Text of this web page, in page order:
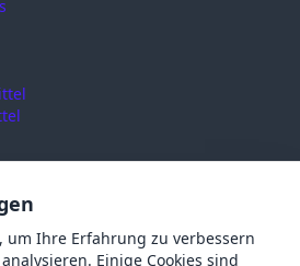
um Ihre Erfahrung zu verbessern
Einige Cookies sind